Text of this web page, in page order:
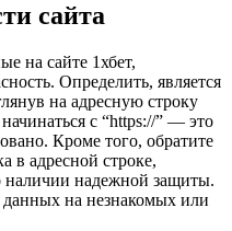
сайта
на сайте 1хбет,
Определить, является
на адресную строку
с “https://” — это
Кроме того, обратите
в адресной строке,
наличии надежной защиты.
данных на незнакомых или